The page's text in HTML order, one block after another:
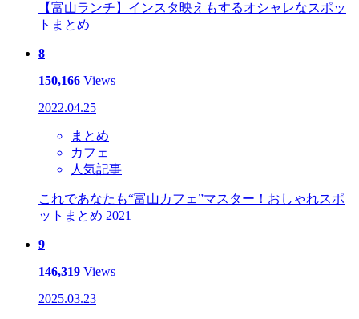
【富山ランチ】インスタ映えもするオシャレなスポッ
トまとめ
8
150,166 Views
2022.04.25
まとめ
カフェ
人気記事
これであなたも“富山カフェ”マスター！おしゃれスポ
ットまとめ 2021
9
146,319 Views
2025.03.23